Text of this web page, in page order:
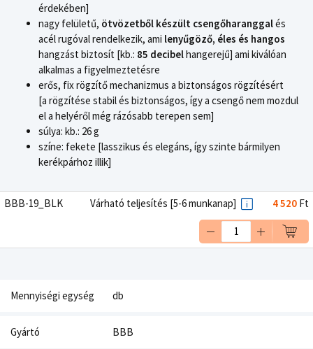
érdekében]
nagy felületű, ötvözetből készült csengőharanggalés
acél rugóval rendelkezik, ami lenyűgöző, éles és hangos
hangzást biztosít [kb.: 85 decibelhangerejű] ami kiválóan
alkalmas a figyelmeztetésre
erős, fix rögzítő mechanizmus a biztonságos rögzítésért
[a rögzítése stabil és biztonságos, így a csengő nem mozdul
el a helyéről még rázósabb terepen sem]
súlya: kb.: 26 g
színe: fekete [lasszikus és elegáns, így szinte bármilyen
kerékpárhoz illik]
BBB-19_BLK Várható teljesítés [5-6 munkanap] 4 520 Ft
Mennyiségi egység db
Gyártó BBB